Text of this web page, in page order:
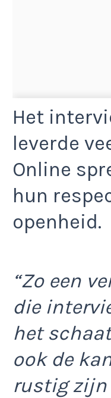
Het
leverde
Online
hun
openheid.
“Zo een
die
het
ook de
rustig zijn